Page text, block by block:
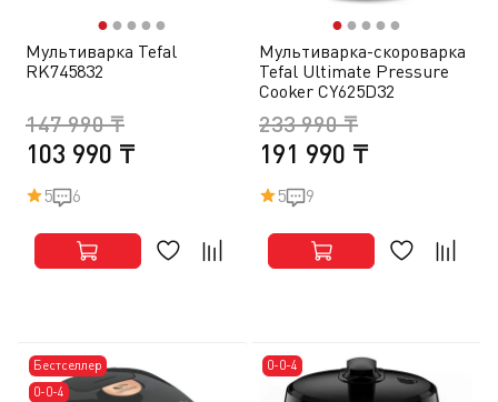
●● ● ● ●
Мультиварка Tefal
RK745832
103 990 ₸
147 990 ₸
5 6
●● ● ● ●
Мультиварка-скороварка
Tefal Ultimate Pressure
Cooker CY625D32
191 990 ₸
233 990 ₸
5 9
Бестселлер
0-0-4
0-0-4